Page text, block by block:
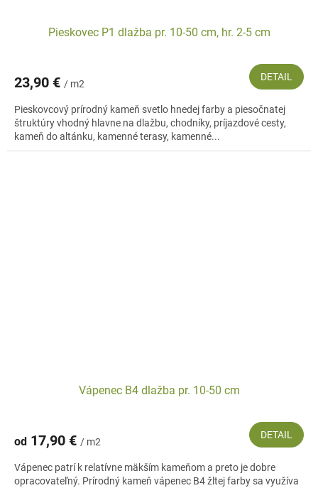
Pieskovec P1 dlažba pr. 10-50 cm, hr. 2-5 cm
23,90 € / m2
DETAIL
Pieskovcový prírodný kameň svetlo hnedej farby a piesočnatej
štruktúry vhodný hlavne na dlažbu, chodníky, príjazdové cesty,
kameň do altánku, kamenné terasy, kamenné...
Vápenec B4 dlažba pr. 10-50 cm
od 17,90 € / m2
DETAIL
Vápenec patrí k relatívne mäkším kameňom a preto je dobre
opracovateľný. Prírodný kameň vápenec B4 žltej farby sa využíva